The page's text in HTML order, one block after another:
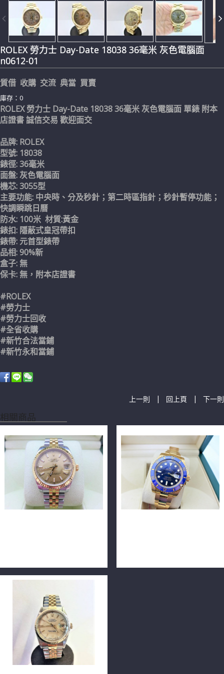
ROLEX 勞力士 Day-Date 18038 36毫米 灰色電腦面
n0612-01
質借 收購 交流 典當 買賣
庫存：0
ROLEX 勞力士 Day-Date 18038 36毫米 灰色電腦面 單錶 附本
店證書 誠信交易 歡迎面交
品牌: ROLEX
型號: 18038
錶徑: 36毫米
面盤: 灰色電腦面
機芯: 3055型
主要功能: 中央時、分及秒針；第二時區指針；秒針暫停功能；
快調瞬跳日曆
防水: 100米 材質:黃金
錶扣: 隱蔽式皇冠帶扣
錶帶: 元首型錶帶
品相: 90%新
盒子: 無
保卡: 無，附本店證書
#ROLEX
#勞力士
#勞力士回收
#全省收購
#新竹合法當鋪
#新竹永和當鋪
上一則 | 回上頁 | 下一則
相關商品